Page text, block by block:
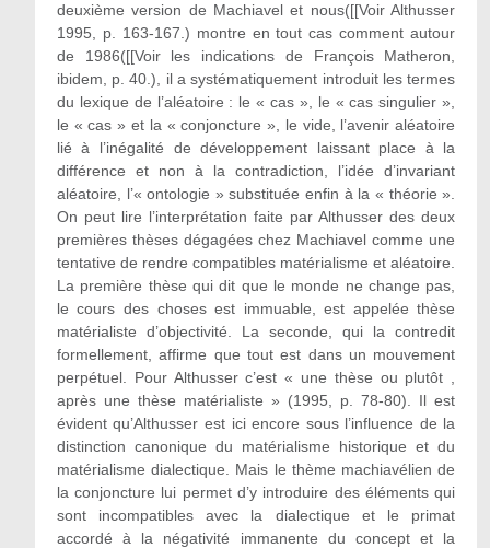
deuxième version de Machiavel et nous([[Voir Althusser
1995, p. 163-167.) montre en tout cas comment autour
de 1986([[Voir les indications de François Matheron,
ibidem, p. 40.), il a systématiquement introduit les termes
du lexique de l’aléatoire : le « cas », le « cas singulier »,
le « cas » et la « conjoncture », le vide, l’avenir aléatoire
lié à l’inégalité de développement laissant place à la
différence et non à la contradiction, l’idée d’invariant
aléatoire, l’« ontologie » substituée enfin à la « théorie ».
On peut lire l’interprétation faite par Althusser des deux
premières thèses dégagées chez Machiavel comme une
tentative de rendre compatibles matérialisme et aléatoire.
La première thèse qui dit que le monde ne change pas,
le cours des choses est immuable, est appelée thèse
matérialiste d’objectivité. La seconde, qui la contredit
formellement, affirme que tout est dans un mouvement
perpétuel. Pour Althusser c’est « une thèse ou plutôt
après une thèse matérialiste » (1995, p. 78-80). Il est
évident qu’Althusser est ici encore sous l’influence de la
distinction canonique du matérialisme historique et du
matérialisme dialectique. Mais le thème machiavélien de
la conjoncture lui permet d’y introduire des éléments qui
sont incompatibles avec la dialectique et le primat
accordé à la négativité immanente du concept et la